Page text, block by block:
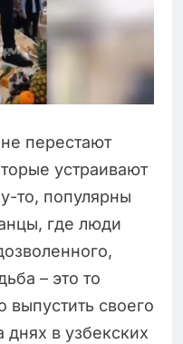
перестают
устраивают
то, популярны
где люди
– это то
своего
в узбекских